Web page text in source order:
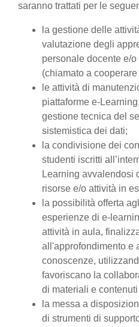
saranno trattati per le
la gestione delle
valutazione degli
personale docente e/
(chiamato a
le attività di
piattaforme e-
gestione tecnica del
sistemistica dei dati;
la condivisione dei
studenti iscritti
Learning avvalendosi
risorse e/o attività in
la possibilità offerta
esperienze di e-
attività in aula,
all'approfondimento e
conoscenze,
favoriscano la
di materiali e
la messa a
di strumenti di